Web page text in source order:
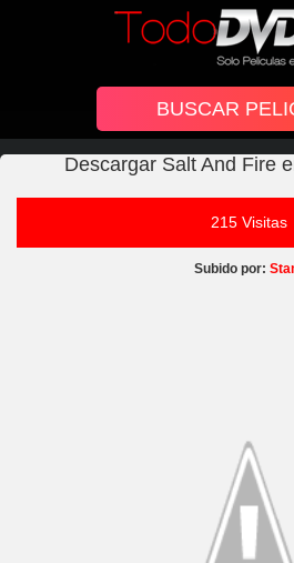
Descargar Salt And Fire
215 Visitas
Subido por: